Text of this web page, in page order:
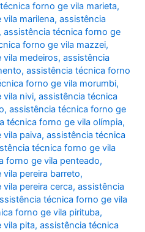
forno ge vila marieta,
marilena,assistência
,assistência técnica forno ge
forno ge vila mazzei,
medeiros,assistência
,assistência técnica forno
forno ge vila morumbi,
vila nivi,assistência técnica
,assistência técnica forno ge
técnica forno ge vila olímpia,
paiva,assistência técnica
técnica forno ge vila
forno ge vila penteado,
pereira barreto,
pereira cerca,assistência
técnica forno ge vila
forno ge vila pirituba,
vila pita,assistência técnica